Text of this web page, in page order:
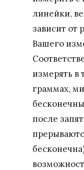
линейки,
зависит от
Вашего
измерять в
граммах,
после